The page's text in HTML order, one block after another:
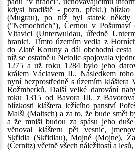
pádu "v hradci", uchovávajícímu
kdysi hradiště - pozn. překl.) blízko
(Mugrau), po níž byl statek
("Nemochrich"), Černou v Pošumaví
Vltavici (Unterwuldau, úředně
hranici. Tímto územím vedla z
do Zlaté Koruny a dál obchodní cesta
níž se ostatně u Netolic spojovala
1275 a už roku 1284 bylo jeho
králem Václavem II.. Následkem
nyní bezprostředně s územím kláštera
Rožmberků. Další velké darování
roku 1315 od Bavora III. z
blízkosti kláštera ležícího panství
Malši (Maltsch) a za to, že bude smět
a že mniši budou za spásu jeho
věnoval klášteru pět vesnic,
Skřidla (Skřidlau), Mojné (Mojne),
(Černitz) včetně všech náležitostí a